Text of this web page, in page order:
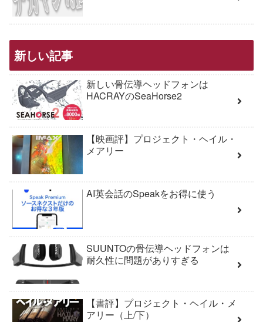
新しい記事
新しい骨伝導ヘッドフォンは
HACRAYのSeaHorse2
【映画評】プロジェクト・ヘイル・
メアリー
AI英会話のSpeakをお得に使う
SUUNTOの骨伝導ヘッドフォンは
耐久性に問題がありすぎる
【書評】プロジェクト・ヘイル・メ
アリー（上/下）